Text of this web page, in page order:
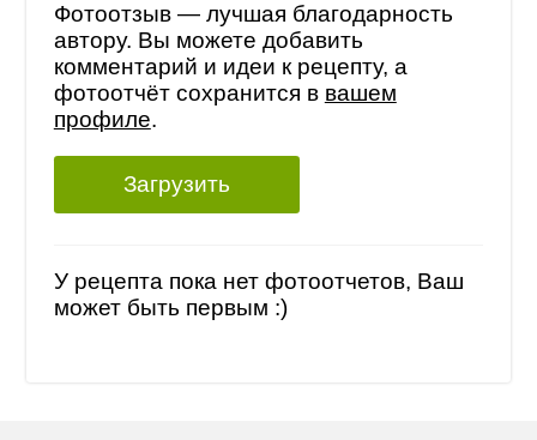
Фотоотзыв — лучшая благодарность
автору. Вы можете добавить
комментарий и идеи к рецепту, а
фотоотчёт сохранится в вашем
профиле.
Загрузить
У рецепта пока нет фотоотчетов, Ваш
может быть первым :)